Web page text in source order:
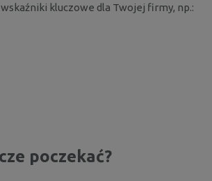
kluczowe dla Twojej firmy, np.:
poczekać?